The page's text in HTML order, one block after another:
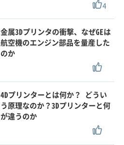
4
金属3Dプリンタの衝撃、なぜGEは
航空機のエンジン部品を量産した
のか
4Dプリンターとは何か？ どうい
う原理なのか？3Dプリンターと何
が違うのか